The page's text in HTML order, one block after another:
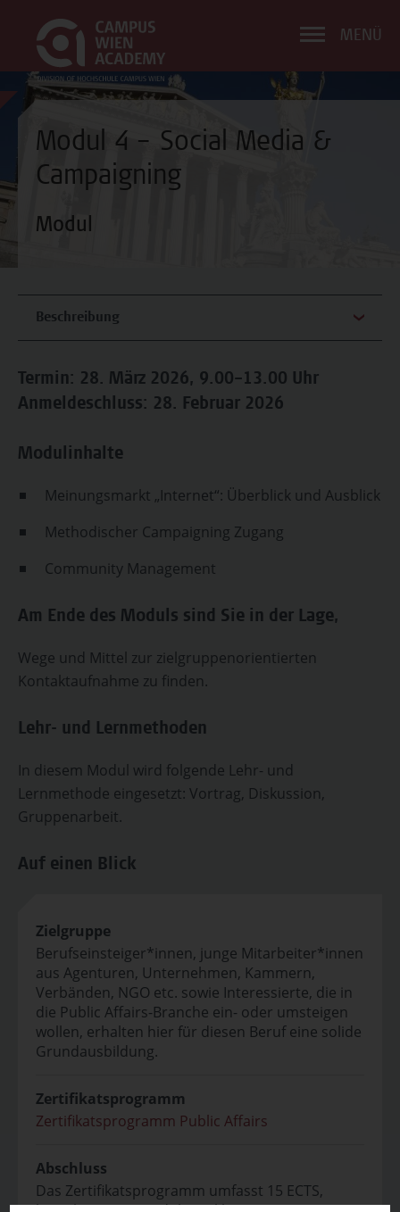
MENÜ
Modul 4 – Social Media &
Campaigning
Modul
Beschreibung
Termin: 28. März 2026, 9.00–13.00 Uhr
Anmeldeschluss: 28. Februar 2026
Modulinhalte
Meinungsmarkt „Internet“: Überblick und Ausblick
Methodischer Campaigning Zugang
Community Management
Am Ende des Moduls sind Sie in der Lage,
Wege und Mittel zur zielgruppenorientierten
Kontaktaufnahme zu finden.
Lehr- und Lernmethoden
In diesem Modul wird folgende Lehr- und
Lernmethode eingesetzt: Vortrag, Diskussion,
Gruppenarbeit.
Auf einen Blick
Zielgruppe
Berufseinsteiger*innen, junge Mitarbeiter*innen
aus Agenturen, Unternehmen, Kammern,
Verbänden, NGO etc. sowie Interessierte, die in
die Public Affairs-Branche ein- oder umsteigen
wollen, erhalten hier für diesen Beruf eine solide
Grundausbildung.
Zertifikatsprogramm
Zertifikatsprogramm Public Affairs
Abschluss
Das Zertifikatsprogramm umfasst 15 ECTS,